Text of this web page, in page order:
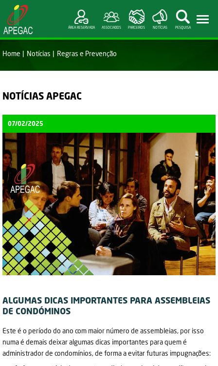
ÁREA RESERVADA ASSOCIADOS PARCEIROS NOTÍCIAS PESQUISA
Home Notícias Regras e Prevenção
NOTÍCIAS APEGAC
07/02/2025
ALGUMAS DICAS IMPORTANTES PARA ASSEMBLEIAS
DE CONDÓMINOS
Este é o período do ano com maior número de assembleias, por isso
numa é demais deixar algumas dicas importantes para quem é
administrador de condomínios, de forma a evitar futuras impugnações: